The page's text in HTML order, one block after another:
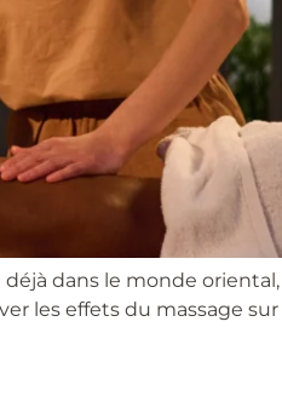
déjà dans le monde
les effets du massage sur